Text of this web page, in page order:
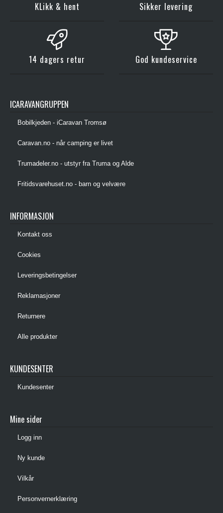
KLikk & hent Sikker levering
14 dagers retur God kundeservice
ICARAVANGRUPPEN
Bobilkjeden - iCaravan Tromsø
Caravan.no - når camping er livet
Trumadeler.no - utstyr fra Truma og Alde
Fritidsvarehuset.no - barn og velvære
INFORMASJON
Kontakt oss
Cookies
Leveringsbetingelser
Reklamasjoner
Returnere
Alle produkter
KUNDESENTER
Kundesenter
Mine sider
Logg inn
Ny kunde
Vilkår
Personvernerklæring